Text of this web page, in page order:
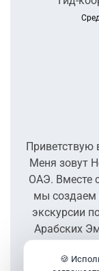
Приветствую
Меня зовут
ОАЭ. Вместе
мы создаем
экскурсии
Арабских
🍪